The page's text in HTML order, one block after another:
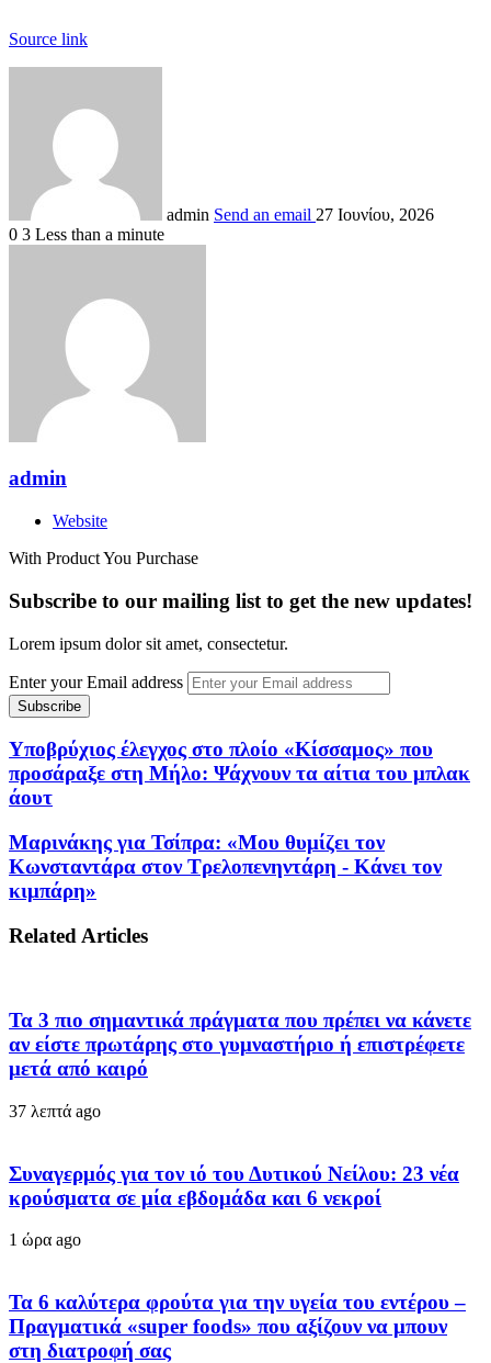
Source link
admin Send an email 27 Ιουνίου, 2026
0 3 Less than a minute
admin
Website
With Product You Purchase
Subscribe to our mailing list to get the new updates!
Lorem ipsum dolor sit amet, consectetur.
Enter your Email address
Υποβρύχιος έλεγχος στο πλοίο «Κίσσαμος» που
προσάραξε στη Μήλο: Ψάχνουν τα αίτια του μπλακ
άουτ
Μαρινάκης για Τσίπρα: «Μου θυμίζει τον
Κωνσταντάρα στον Τρελοπενηντάρη - Κάνει τον
κιμπάρη»
Related Articles
Τα 3 πιο σημαντικά πράγματα που πρέπει να κάνετε
αν είστε πρωτάρης στο γυμναστήριο ή επιστρέφετε
μετά από καιρό
37 λεπτά ago
Συναγερμός για τον ιό του Δυτικού Νείλου: 23 νέα
κρούσματα σε μία εβδομάδα και 6 νεκροί
1 ώρα ago
Τα 6 καλύτερα φρούτα για την υγεία του εντέρου –
Πραγματικά «super foods» που αξίζουν να μπουν
στη διατροφή σας